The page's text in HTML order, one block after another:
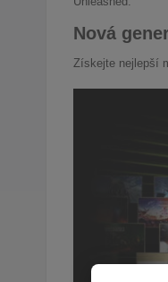
Nová
Získejte nejlepší